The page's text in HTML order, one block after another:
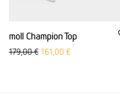
moll Champion Top
179,00€ Ursprünglicher Preis
161,00 €Aktueller